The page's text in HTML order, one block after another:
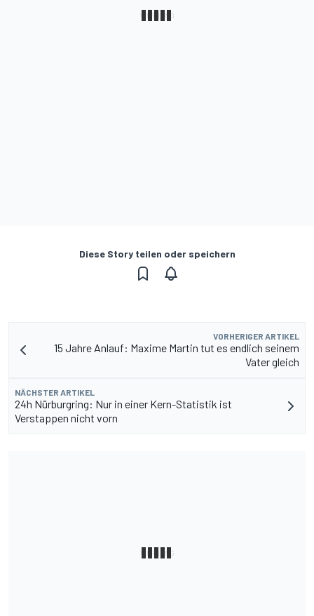
Diese Story teilen oder speichern
VORHERIGER ARTIKEL
15 Jahre Anlauf: Maxime Martin tut es endlich seinem
Vater gleich
NÄCHSTER ARTIKEL
24h Nürburgring: Nur in einer Kern-Statistik ist
Verstappen nicht vorn